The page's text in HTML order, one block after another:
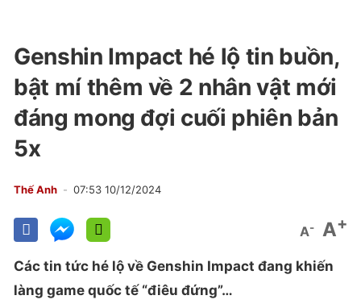
Genshin Impact hé lộ tin buồn,
bật mí thêm về 2 nhân vật mới
đáng mong đợi cuối phiên bản
5x
Thế Anh 07:53 10/12/2024
A- A+
Các tin tức hé lộ về Genshin Impact đang khiến
làng game quốc tế “điêu đứng”…